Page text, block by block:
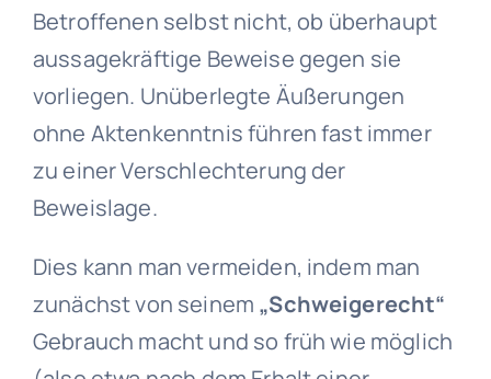
Betroffenen selbst nicht, ob überhaupt
aussagekräftige Beweise gegen sie
vorliegen. Unüberlegte Äußerungen
ohne Aktenkenntnis führen fast immer
zu einer Verschlechterung der
Beweislage.
Dies kann man vermeiden, indem man
zunächst von seinem „Schweigerecht“
Gebrauch macht und so früh wie möglich